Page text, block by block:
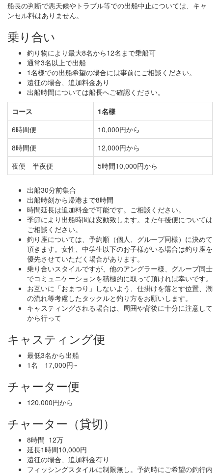
船長の判断で悪天候やトラブル等での出船中止については、キャ
ンセル料はありません。
乗り合い
釣り物により最大8名から12名まで乗船可
通常3名以上で出船
1名様での出船希望の場合には事前にご相談ください。
遠征の場合、追加料金あり
出船時間については船長へご確認ください。
コース
1名様
6時間便
10,000円から
8時間便
12,000円から
夜便 半夜便
5時間10,000円から
出船30分前集合
出船時刻から帰港まで8時間
時間延長は追加料金で可能です。ご相談ください。
季節により出船時間は変動致します。また午後便については
ご相談ください。
釣り座については、予約順（個人、グループ同様）に決めて
頂きます。女性、中学生以下のお子様がいる場合は釣り座を
優先させていただく場合があります。
乗り合いスタイルですが、他のアングラー様、グループ同士
でコミュニケーションを積極的に取って頂ければ幸いです。
お互いに「おまつり」しないよう、仕掛けを落とす位置、潮
の流れ等考慮したタックルと釣り方をお願いします。
キャスティングされる場合は、周囲や背後に十分に注意して
から行って
キャスティング便
最低3名から出船
1名 17,000円~
チャーター便
120,000円から
チャーター（貸切）
8時間 12万
延長1時間10,000円
遠征の場合、追加料金有り
フィッシングスタイルに制限無し。予約時にご希望の釣行内